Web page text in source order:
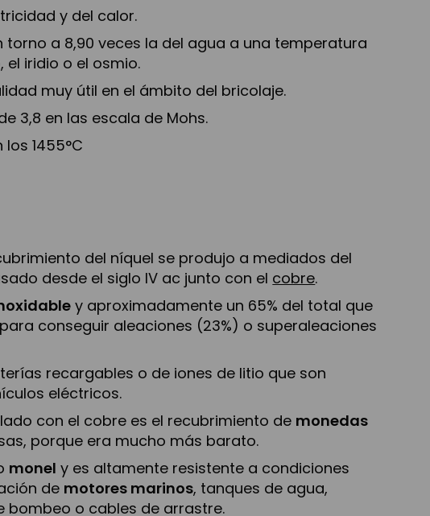
y del calor.
a 8,90 veces la del agua a una temperatura
el iridio o el osmio.
muy útil en el ámbito del bricolaje.
3,8 en las escala de Mohs.
1455°C
del níquel se produjo a mediados del
desde el siglo IV ac junto con el cobre.
y aproximadamente un 65% del total que
conseguir aleaciones (23%) o superaleaciones
recargables o de iones de litio que son
eléctricos.
con el cobre es el recubrimiento de monedas
porque era mucho más barato.
monel y es altamente resistente a condiciones
de motores marinos, tanques de agua,
bombeo o cables de arrastre.